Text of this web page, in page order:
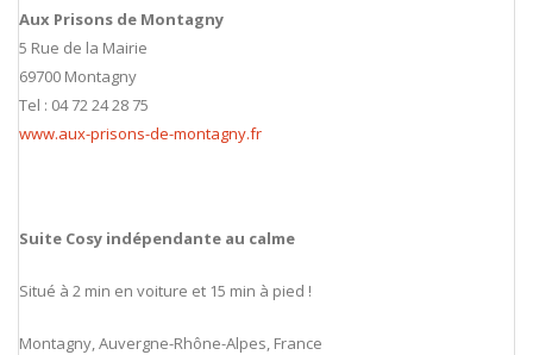
Aux Prisons de Montagny
5 Rue de la Mairie
69700 Montagny
Tel : 04 72 24 28 75
www.aux-prisons-de-montagny.fr
Suite Cosy indépendante au calme
Situé à 2 min en voiture et 15 min à pied !
Montagny, Auvergne-Rhône-Alpes, France